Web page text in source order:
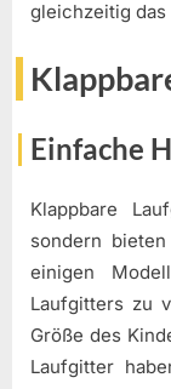
gleichzeitig
Einfache
Klappbare
sondern
einigen
Laufgitters zu
Größe des
Laufgitter